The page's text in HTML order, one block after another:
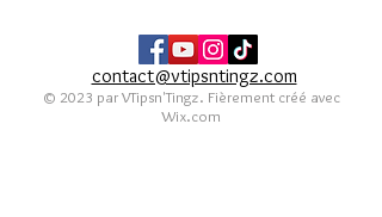
contact@vtipsntingz.com
© 2023 par VTipsn'Tingz. Fièrement créé avec
Wix.com